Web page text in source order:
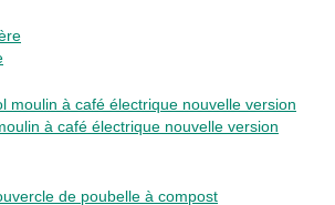
à café électrique nouvelle version